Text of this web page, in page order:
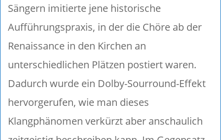
Sängern imitierte jene historische
Aufführungspraxis, in der die Chöre ab der
Renaissance in den Kirchen an
unterschiedlichen Plätzen postiert waren.
Dadurch wurde ein Dolby-Sourround-Effekt
hervorgerufen, wie man dieses
Klangphänomen verkürzt aber anschaulich